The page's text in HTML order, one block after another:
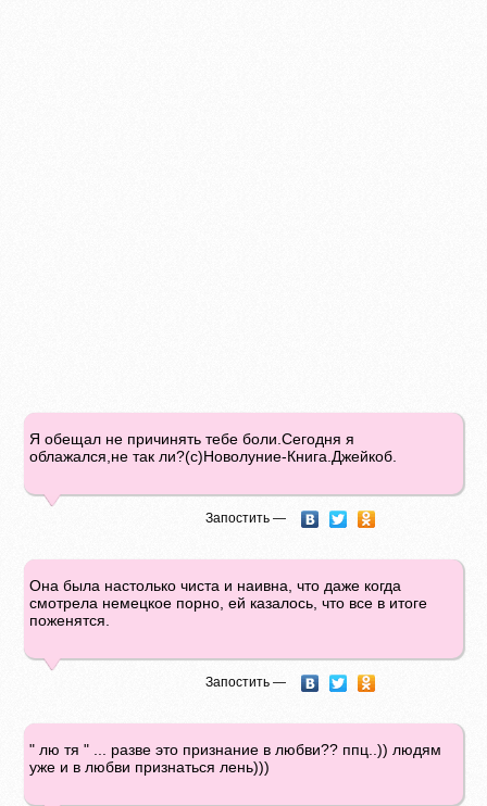
Я обещал не причинять тебе боли.Сегодня я
облажался,не так ли?(с)Новолуние-Книга.Джейкоб.
Запостить —
Она была настолько чиста и наивна, что даже когда
смотрела немецкое порно, ей казалось, что все в итоге
поженятся.
Запостить —
" лю тя " ... разве это признание в любви?? ппц..)) людям
уже и в любви признаться лень)))